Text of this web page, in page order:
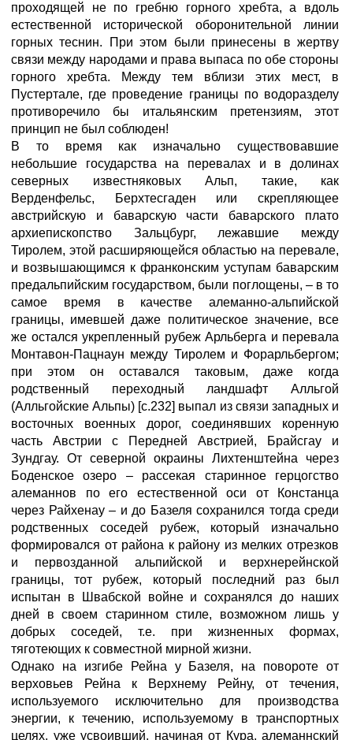
проходящей не по гребню горного хребта, а вдоль
естественной исторической оборонительной линии
горных теснин. При этом были принесены в жертву
связи между народами и права выпаса по обе стороны
горного хребта. Между тем вблизи этих мест, в
Пустертале, где проведение границы по водоразделу
противоречило бы итальянским претензиям, этот
принцип не был соблюден!
В то время как изначально существовавшие
небольшие государства на перевалах и в долинах
северных известняковых Альп, такие, как
Верденфельс, Берхтесгаден или скрепляющее
австрийскую и баварскую части баварского плато
архиепископство Зальцбург, лежавшие между
Тиролем, этой расширяющейся областью на перевале,
и возвышающимся к франконским уступам баварским
предальпийским государством, были поглощены, – в то
самое время в качестве алеманно-альпийской
границы, имевшей даже политическое значение, все
же остался укрепленный рубеж Арльберга и перевала
Монтавон-Пацнаун между Тиролем и Форарльбергом;
при этом он оставался таковым, даже когда
родственный переходный ландшафт Алльгой
(Алльгойские Альпы) [с.232] выпал из связи западных и
восточных военных дорог, соединявших коренную
часть Австрии с Передней Австрией, Брайсгау и
Зундгау. От северной окраины Лихтенштейна через
Боденское озеро – рассекая старинное герцогство
алеманнов по его естественной оси от Констанца
через Райхенау – и до Базеля сохранился тогда среди
родственных соседей рубеж, который изначально
формировался от района к району из мелких отрезков
и первозданной альпийской и верхнерейнской
границы, тот рубеж, который последний раз был
испытан в Швабской войне и сохранялся до наших
дней в своем старинном стиле, возможном лишь у
добрых соседей, т.е. при жизненных формах,
тяготеющих к совместной мирной жизни.
Однако на изгибе Рейна у Базеля, на повороте от
верховьев Рейна к Верхнему Рейну, от течения,
используемого исключительно для производства
энергии, к течению, используемому в транспортных
целях, уже усвоивший, начиная от Кура, алеманнский